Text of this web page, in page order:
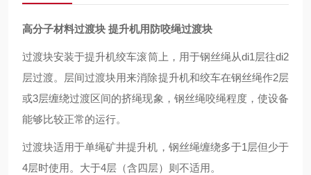
高分子材料过渡块 提升机用防咬绳过渡块
过渡块安装于提升机绞车滚筒上，用于钢丝绳从di1层往di2
层过渡。层间过渡块用来消除提升机和绞车在钢丝绳作2层
或3层缠绕过渡区间的挤绳现象，钢丝绳咬绳程度，使设备
能够比较正常的运行。
过渡块适用于单绳矿井提升机，钢丝绳缠绕多于1层但少于
4层时使用。大于4层（含四层）则不适用。